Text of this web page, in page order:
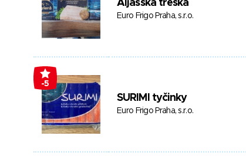
Aljašská treska
Euro Frigo Praha, s.r.o.
-5
SURIMI tyčinky
Euro Frigo Praha, s.r.o.